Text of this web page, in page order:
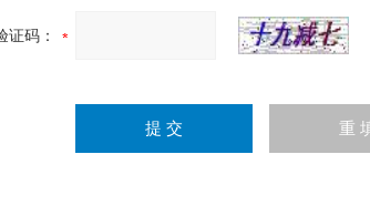
证码：